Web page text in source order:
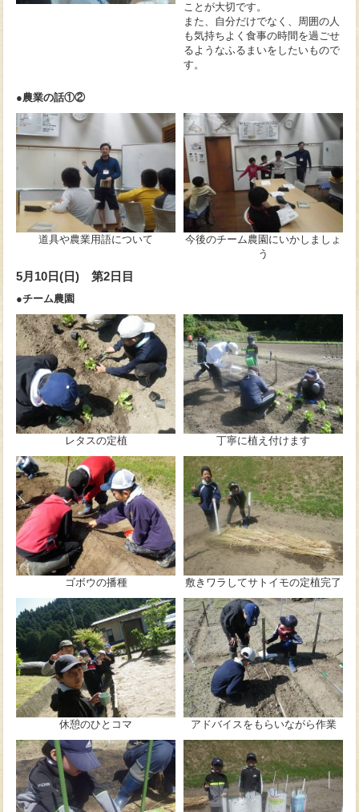
ことが大切です。
また、自分だけでなく、周囲の人
も気持ちよく食事の時間を過ごせ
るようなふるまいをしたいもので
す。
●農業の話①②
道具や農業用語について
今後のチーム農園にいかしましょ
う
5月10日(日) 第2日目
●チーム農園
レタスの定植 丁寧に植え付けます
ゴボウの播種 敷きワラしてサトイモの定植完了
休憩のひとコマ アドバイスをもらいながら作業